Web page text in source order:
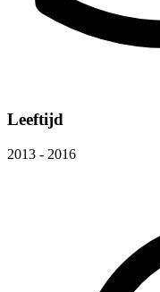
Leeftijd
2013 - 2016